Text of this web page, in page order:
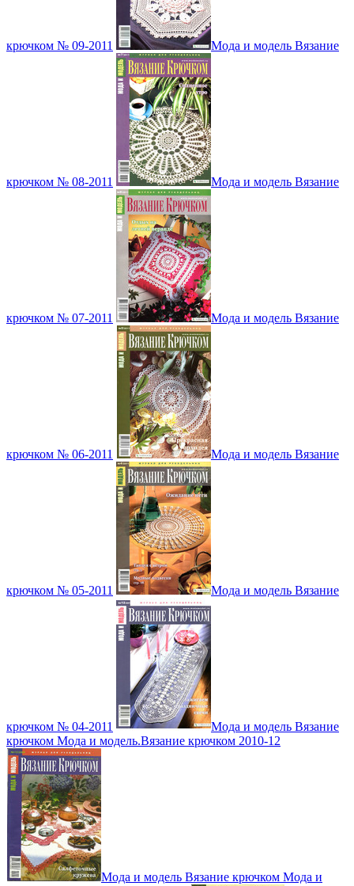
крючком № 09-2011 Мода и модель Вязание
крючком № 08-2011 Мода и модель Вязание
крючком № 07-2011 Мода и модель Вязание
крючком № 06-2011 Мода и модель Вязание
крючком № 05-2011 Мода и модель Вязание
крючком № 04-2011
Мода и модель Вязание
крючком Мода и модель.Вязание крючком 2010-12
Мода и модель Вязание крючком Мода и